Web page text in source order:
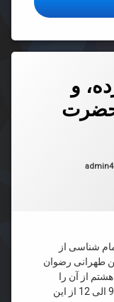
و
حضرت
شناسی از
طهرانی رضوان
از آن را
معرفی کرده بودم. در این قسمت جلد های 9 الی 12 از این